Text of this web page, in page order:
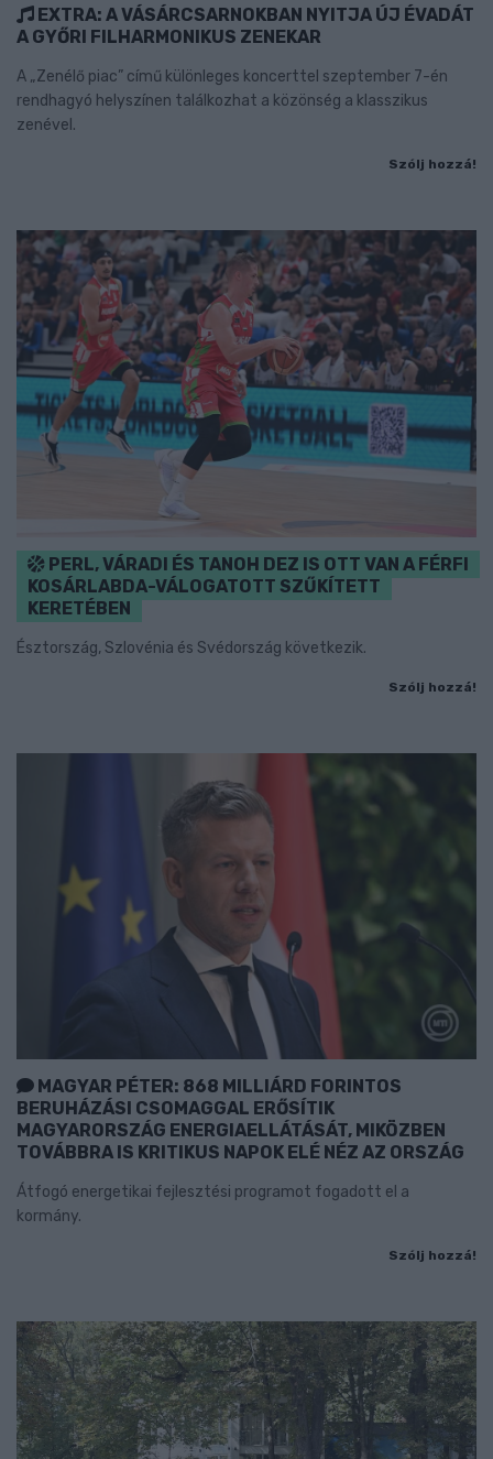
EXTRA: A VÁSÁRCSARNOKBAN NYITJA ÚJ ÉVADÁT
A GYŐRI FILHARMONIKUS ZENEKAR
A „Zenélő piac” című különleges koncerttel szeptember 7-én
rendhagyó helyszínen találkozhat a közönség a klasszikus
zenével.
Szólj hozzá!
PERL, VÁRADI ÉS TANOH DEZ IS OTT VAN A FÉRFI
KOSÁRLABDA-VÁLOGATOTT SZŰKÍTETT
KERETÉBEN
Észtország, Szlovénia és Svédország következik.
Szólj hozzá!
MAGYAR PÉTER: 868 MILLIÁRD FORINTOS
BERUHÁZÁSI CSOMAGGAL ERŐSÍTIK
MAGYARORSZÁG ENERGIAELLÁTÁSÁT, MIKÖZBEN
TOVÁBBRA IS KRITIKUS NAPOK ELÉ NÉZ AZ ORSZÁG
Átfogó energetikai fejlesztési programot fogadott el a
kormány.
Szólj hozzá!